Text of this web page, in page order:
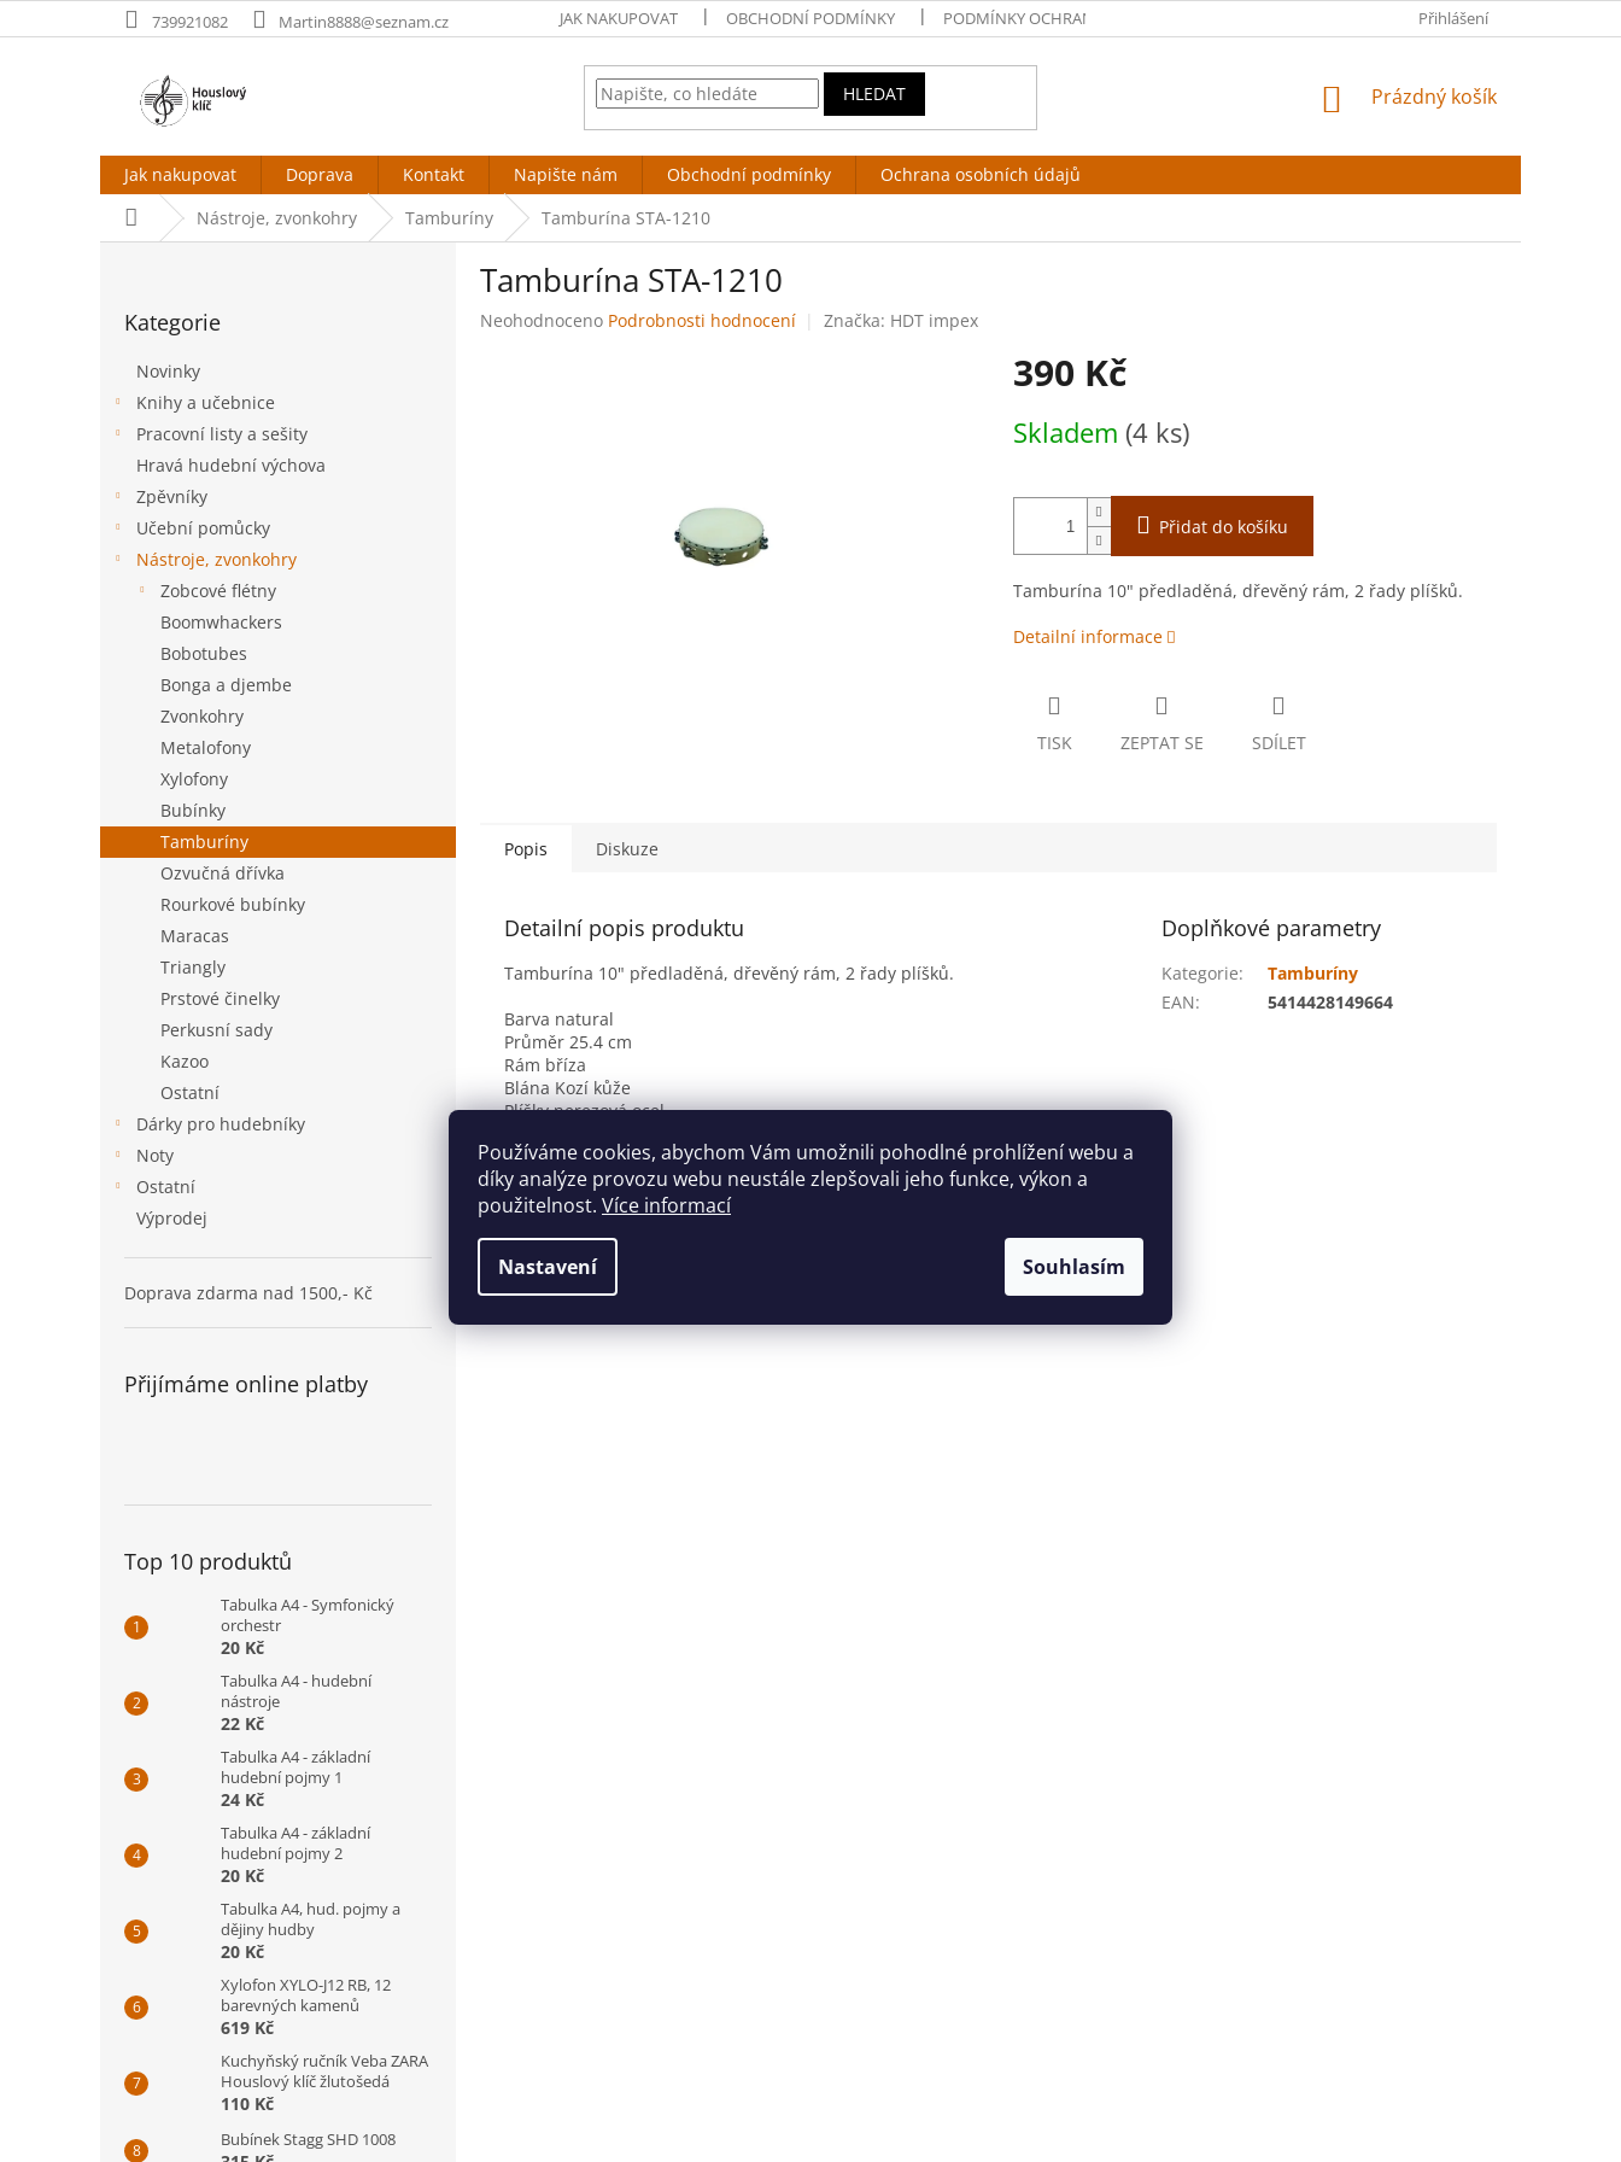
Používáme cookies, abychom Vám umožnili pohodlné prohlížení webu a
díky analýze provozu webu neustále zlepšovali jeho funkce, výkon a
použitelnost. Více informací
Nastavení Souhlasím
na
739921082 Martin8888@seznam.cz JAK NAKUPOVAT OBCHODNÍ PODMÍNKY PODMÍNKY OCHRANY OSOBNÍCH ÚDAJŮ Přihlášení
HLEDAT
NÁKUPNÍ
Prázdný košík
Jak nakupovat Doprava Kontakt Napište nám Obchodní podmínky
Ochrana osobních údajů
Domů Nástroje, zvonkohry Tamburíny Tamburína STA-1210
kategorie
Kategorie
Novinky
Knihy a učebnice
Pracovní listy a sešity
Hravá hudební výchova
Zpěvníky
Učební pomůcky
Nástroje, zvonkohry
Zobcové flétny
Boomwhackers
Bobotubes
Bonga a djembe
Zvonkohry
Metalofony
Xylofony
Bubínky
Tamburíny
Ozvučná dřívka
Rourkové bubínky
Maracas
Triangly
Prstové činelky
Perkusní sady
Kazoo
Ostatní
Dárky pro hudebníky
Noty
Ostatní
Výprodej
Doprava zdarma nad 1500,- Kč
Přijímáme online platby
Top 10 produktů
Tabulka A4 - Symfonický
orchestr
20 Kč
Tabulka A4 - hudební
nástroje
22 Kč
Tabulka A4 - základní
hudební pojmy 1
24 Kč
Tabulka A4 - základní
hudební pojmy 2
20 Kč
Tabulka A4, hud. pojmy a
dějiny hudby
20 Kč
Xylofon XYLO-J12 RB, 12
barevných kamenů
619 Kč
Kuchyňský ručník Veba ZARA
Houslový klíč žlutošedá
110 Kč
Bubínek Stagg SHD 1008
Tamburína STA-1210
Průměrné
Neohodnoceno Podrobnosti hodnocení Značka: HDT impex
390 Kč
cena:
Skladem (4 ks)
Přidat do košíku
Tamburína 10" předladěná, dřevěný rám, 2 řady plíšků.
Detailní informace
TISK ZEPTAT SE SDÍLET
Popis Diskuze
Detailní popis produktu
Tamburína 10" předladěná, dřevěný rám, 2 řady plíšků.
Barva natural
Průměr 25.4 cm
Rám bříza
Blána Kozí kůže
Plíšky nerezová ocel
Hmotnost balení 0.5 kg
Doplňkové parametry
Kategorie:
Tamburíny
EAN: 5414428149664